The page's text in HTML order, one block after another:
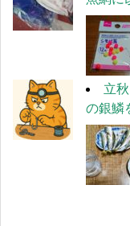
立
の銀鱗